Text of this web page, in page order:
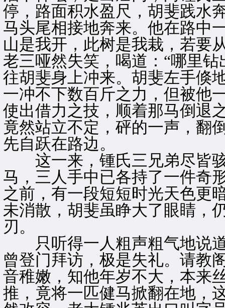
停，路面积水盈尺，胡斐践水
马头尾相接地奔来。他在路中
山是我开，此树是我栽，若要
老三哑然失笑，喝道：“哪里
往胡斐身上冲来。胡斐左手倏
一冲不下数百斤之力，但被他
使出借力之技，顺着那马倒退
竟然站立不定，砰的一声，翻
先自跃在路边。
这一来，锺氏三兄弟尽皆骇
马，三人手中已各持了一件奇
之前，有一段短短时光天色更
未消散，胡斐虽睁大了眼睛，
刃。
只听得一人粗声粗气地说道
曾登门拜访，极是失礼。请教
音稚嫩，知他年岁不大，本来
推，竟将一匹健马掀翻在地，